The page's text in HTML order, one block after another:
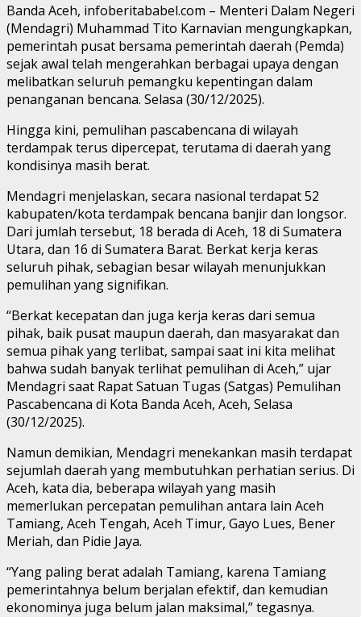
Banda Aceh, infoberitababel.com – Menteri Dalam Negeri
(Mendagri) Muhammad Tito Karnavian mengungkapkan,
pemerintah pusat bersama pemerintah daerah (Pemda)
sejak awal telah mengerahkan berbagai upaya dengan
melibatkan seluruh pemangku kepentingan dalam
penanganan bencana. Selasa (30/12/2025).
Hingga kini, pemulihan pascabencana di wilayah
terdampak terus dipercepat, terutama di daerah yang
kondisinya masih berat.
Mendagri menjelaskan, secara nasional terdapat 52
kabupaten/kota terdampak bencana banjir dan longsor.
Dari jumlah tersebut, 18 berada di Aceh, 18 di Sumatera
Utara, dan 16 di Sumatera Barat. Berkat kerja keras
seluruh pihak, sebagian besar wilayah menunjukkan
pemulihan yang signifikan.
“Berkat kecepatan dan juga kerja keras dari semua
pihak, baik pusat maupun daerah, dan masyarakat dan
semua pihak yang terlibat, sampai saat ini kita melihat
bahwa sudah banyak terlihat pemulihan di Aceh,” ujar
Mendagri saat Rapat Satuan Tugas (Satgas) Pemulihan
Pascabencana di Kota Banda Aceh, Aceh, Selasa
(30/12/2025).
Namun demikian, Mendagri menekankan masih terdapat
sejumlah daerah yang membutuhkan perhatian serius. Di
Aceh, kata dia, beberapa wilayah yang masih
memerlukan percepatan pemulihan antara lain Aceh
Tamiang, Aceh Tengah, Aceh Timur, Gayo Lues, Bener
Meriah, dan Pidie Jaya.
“Yang paling berat adalah Tamiang, karena Tamiang
pemerintahnya belum berjalan efektif, dan kemudian
ekonominya juga belum jalan maksimal,” tegasnya.